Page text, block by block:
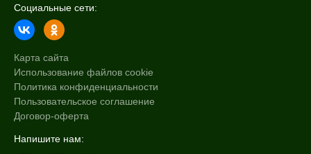
Социальные сети:
Карта сайта
Использование файлов cookie
Политика конфиденциальности
Пользовательское соглашение
Договор-оферта
Напишите нам: